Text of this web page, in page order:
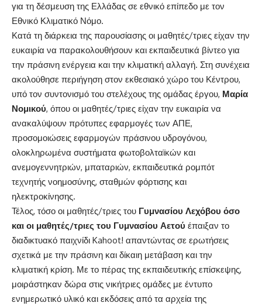
για τη δέσμευση της Ελλάδας σε εθνικό επίπεδο με τον
Εθνικό Κλιματικό Νόμο.
Κατά τη διάρκεια της παρουσίασης οι μαθητές/τριες είχαν την
ευκαιρία να παρακολουθήσουν και εκπαιδευτικά βίντεο για
την πράσινη ενέργεια και την κλιματική αλλαγή. Στη συνέχεια
ακολούθησε περιήγηση στον εκθεσιακό χώρο του Κέντρου,
υπό τον συντονισμό του στελέχους της ομάδας έργου, Μαρία
Νομικού, όπου οι μαθητές/τριες είχαν την ευκαιρία να
ανακαλύψουν πρότυπες εφαρμογές των ΑΠΕ,
προσομοιώσεις εφαρμογών πράσινου υδρογόνου,
ολοκληρωμένα συστήματα φωτοβολταϊκών και
ανεμογεννητριών, μπαταριών, εκπαιδευτικά ρομπότ
τεχνητής νοημοσύνης, σταθμών φόρτισης και
ηλεκτροκίνησης.
Τέλος, τόσο οι μαθητές/τριες του Γυμνασίου Λεχόβου όσο
και οι μαθητές/τριες του Γυμνασίου Αετού έπαιξαν το
διαδικτυακό παιχνίδι Kahoot! απαντώντας σε ερωτήσεις
σχετικά με την πράσινη και δίκαιη μετάβαση και την
κλιματική κρίση. Με το πέρας της εκπαιδευτικής επίσκεψης,
μοιράστηκαν δώρα στις νικήτριες ομάδες με έντυπο
ενημερωτικό υλικό και εκδόσεις από τα αρχεία της